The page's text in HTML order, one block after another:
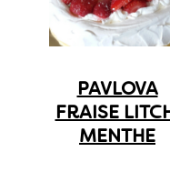
PAVLOVA
FRAISE
MENTHE